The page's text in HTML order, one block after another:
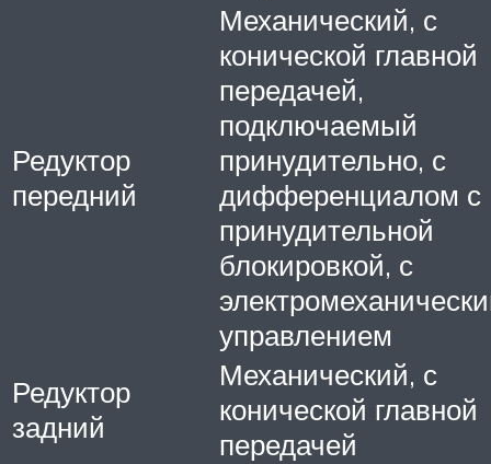
Редуктор
передний
Механический, с
конической главной
передачей,
подключаемый
принудительно, с
дифференциалом с
принудительной
блокировкой, с
управлением
Редуктор
задний
Механический, с
конической главной
передачей